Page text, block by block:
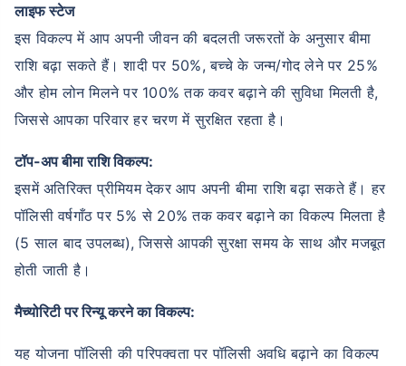
लाइफ स्टेज
इस विकल्प में आप अपनी जीवन की बदलती जरूरतों के अनुसार बीमा
राशि बढ़ा सकते हैं। शादी पर 50%, बच्चे के जन्म/गोद लेने पर 25%
और होम लोन मिलने पर 100% तक कवर बढ़ाने की सुविधा मिलती है,
जिससे आपका परिवार हर चरण में सुरक्षित रहता है।
टॉप-अप बीमा राशि विकल्प:
इसमें अतिरिक्त प्रीमियम देकर आप अपनी बीमा राशि बढ़ा सकते हैं। हर
पॉलिसी वर्षगाँठ पर 5% से 20% तक कवर बढ़ाने का विकल्प मिलता है
(5 साल बाद उपलब्ध), जिससे आपकी सुरक्षा समय के साथ और मजबूत
होती जाती है।
मैच्योरिटी पर रिन्यू करने का विकल्प:
यह योजना पॉलिसी की परिपक्वता पर पॉलिसी अवधि बढ़ाने का विकल्प